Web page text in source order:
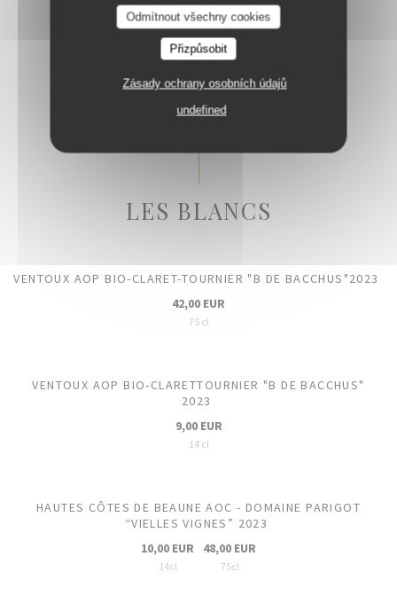
Odmítnout všechny cookies
Přizpůsobit
Zásady ochrany osobních údajů
undefined
AMOUR DE DEUTZ BLANC DE BLANCS
195,00 EUR
75cl
LES BLANCS
VENTOUX AOP BIO-CLARET-TOURNIER "B DE BACCHUS"2023
42,00 EUR
75 cl
VENTOUX AOP BIO-CLARETTOURNIER "B DE BACCHUS"
2023
9,00 EUR
14 cl
HAUTES CÔTES DE BEAUNE AOC - DOMAINE PARIGOT
“VIELLES VIGNES” 2023
10,00 EUR
14cl
48,00 EUR
75cl